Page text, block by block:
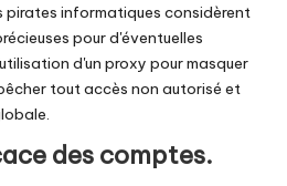
pirates informatiques considèrent
pour d'éventuelles
d'un proxy pour masquer
tout accès non autorisé et
des comptes.